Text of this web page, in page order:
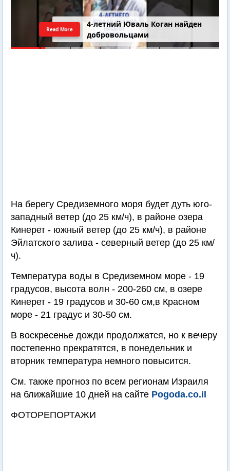
4-летний Юваль Коган найден
добровольцами
Read More
На берегу Средиземного моря будет дуть юго-
западный ветер (до 25 км/ч), в районе озера
Кинерет - южный ветер (до 25 км/ч), в районе
Эйлатского залива - северный ветер (до 25 км/
ч).
Температура воды в Средиземном море - 19
градусов, высота волн - 200-260 см, в озере
Кинерет - 19 градусов и 30-60 см,в Красном
море - 21 градус и 30-50 см.
В воскресенье дожди продолжатся, но к вечеру
постепенно прекратятся, в понедельник и
вторник температура немного повысится.
См. также прогноз по всем регионам Израиля
на ближайшие 10 дней на сайте Pogoda.co.il
ФОТОРЕПОРТАЖИ